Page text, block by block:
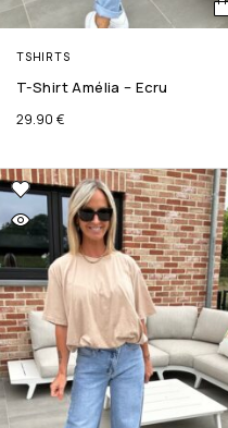
TSHIRTS
T-Shirt Amélia – Ecru
29.90 €